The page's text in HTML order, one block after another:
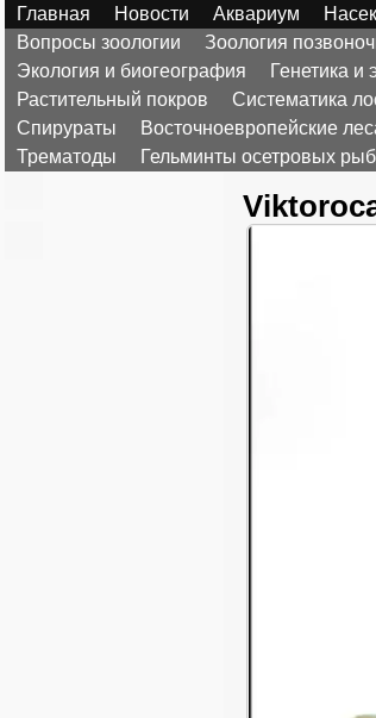
Главная Новости Аквариум
Вопросы зоологии
Зоология
Экология и биогеография
Генетика и
Растительный покров
Систематика
Спирураты
Восточноевропейские
Трематоды
Гельминты осетровых рыб